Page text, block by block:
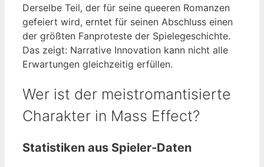
Derselbe Teil, der für seine queeren Romanzen
gefeiert wird, erntet für seinen Abschluss einen
der größten Fanproteste der Spielegeschichte.
Das zeigt: Narrative Innovation kann nicht alle
Erwartungen gleichzeitig erfüllen.
Wer ist der meistromantisierte
Charakter in Mass Effect?
Statistiken aus Spieler‑Daten